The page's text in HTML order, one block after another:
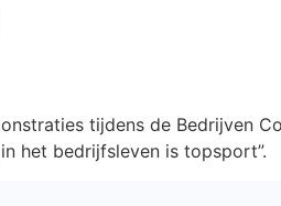
tijdens de Bedrijven
het bedrijfsleven is topsport”.